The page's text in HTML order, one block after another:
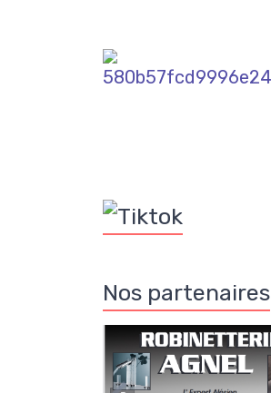
Nos partenaires